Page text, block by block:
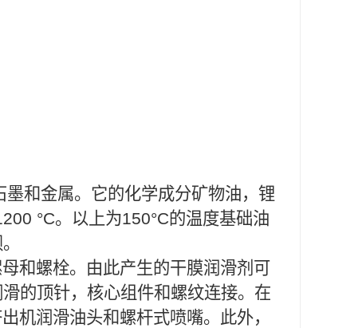
和金属。它的化学成分矿物油，锂
°C。以上为150°C的温度基础油
和螺栓。由此产生的干膜润滑剂可
的顶针，核心组件和螺纹连接。在
机润滑油头和螺杆式喷嘴。此外，